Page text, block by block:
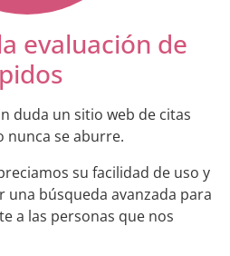
evaluación de
duda un sitio web de citas
nunca se aburre.
su facilidad de uso y
una búsqueda avanzada para
a las personas que nos